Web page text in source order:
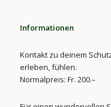
Informationen
Kontakt zu deinem
erleben, fühlen.
Normalpreis: Fr. 200.–